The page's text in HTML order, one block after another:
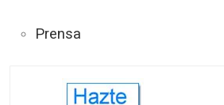
Prensa